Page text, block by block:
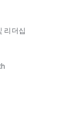
리더십